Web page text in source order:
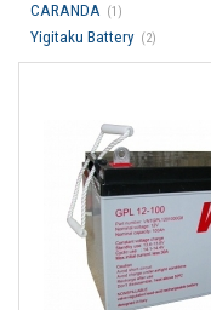
CARANDA (1)
Yigitaku Battery (2)